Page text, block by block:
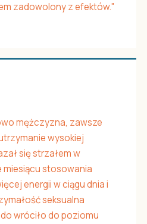
zadowolony z efektów."
mężczyzna, zawsze
wysokiej
się strzałem w
miesiącu stosowania
energii w ciągu dnia i
seksualna
wróciło do poziomu